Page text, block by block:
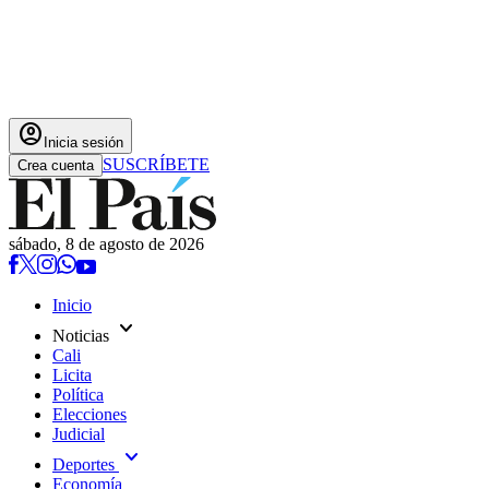
account_circle Inicia sesión
Crea cuenta SUSCRÍBETE
sábado, 8 de agosto de 2026
Inicio
Noticias expand_more
Cali
Licita
Política
Elecciones
Judicial
Deportes expand_more
Economía